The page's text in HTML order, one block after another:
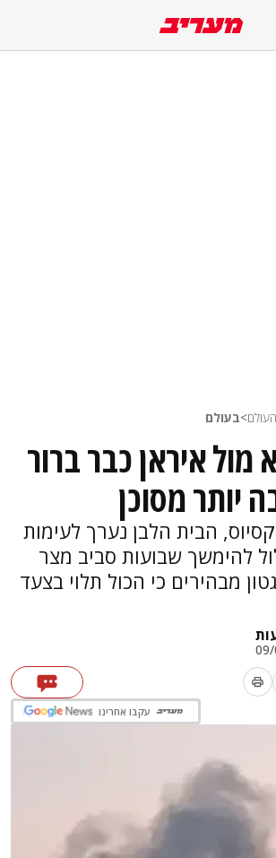
>בעולם
איראן כבר ברור
יותר מסוכן
הבית הלבן נערך לעימות
להימשך שבועות סביב מצר
מבהירים כי הכול תלוי בצעד
עקבו אחרינו